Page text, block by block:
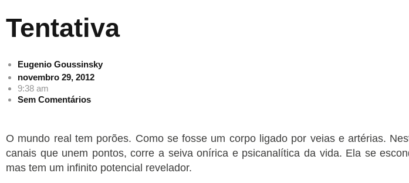
Tentativa
Eugenio Goussinsky
novembro 29, 2012
9:38 am
Sem Comentários
O mundo real tem porões. Como se fosse um corpo ligado por veias e artérias.
canais que unem pontos, corre a seiva onírica e psicanalítica da vida. Ela se
mas tem um infinito potencial revelador.